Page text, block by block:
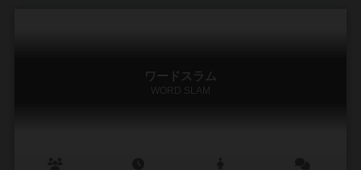
ワードスラム
WORD SLAM